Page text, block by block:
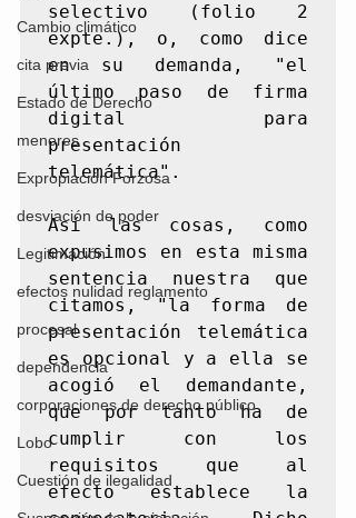
Cambio climático
cita previa
Estado de Derecho
menores
Expropiación Forzosa
desviación de poder
Legitimación
efectos nulidad reglamento
procesal
dependencia
corporaciones de derecho público
Lobo
Cuestión de ilegalidad
selectivo (folio 2
expte.), o, como dice
en su demanda, "el
último paso de firma
digital para
presentación
telemática".
Así las cosas, como
expusimos en esta misma
sentencia nuestra que
citamos, "la forma de
presentación telemática
es opcional y a ella se
acogió el demandante,
que por tanto ha de
cumplir con los
requisitos que al
efecto establece la